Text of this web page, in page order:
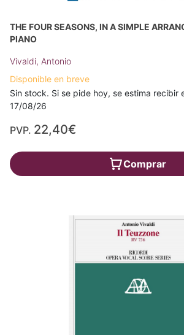
THE FOUR SEASONS, IN A SIMPLE
PIANO
Vivaldi, Antonio
Disponible en breve
Sin stock. Si se pide hoy, se estima recibir
17/08/26
PVP. 22,40€
Comprar